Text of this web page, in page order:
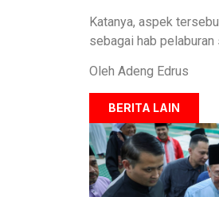
Katanya, aspek
sebagai hab pelaburan
Oleh Adeng Edrus
BERITA LAIN